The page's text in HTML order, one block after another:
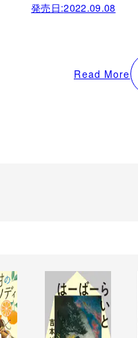
発売日:2022.09.08
Read More